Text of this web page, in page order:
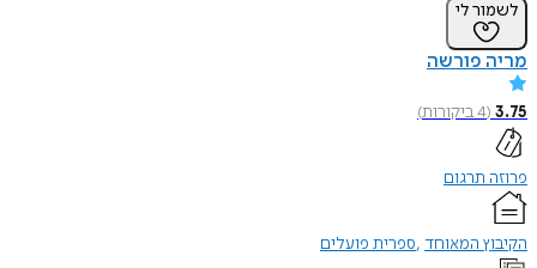
לי
פורשה
4ביקורות)
תרגום
המאוחד ספרית פועלים